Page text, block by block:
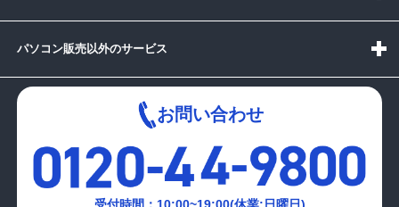
パソコン販売以外のサービス
お問い合わせ
受付時間：10:00~19:00(休業:日曜日)